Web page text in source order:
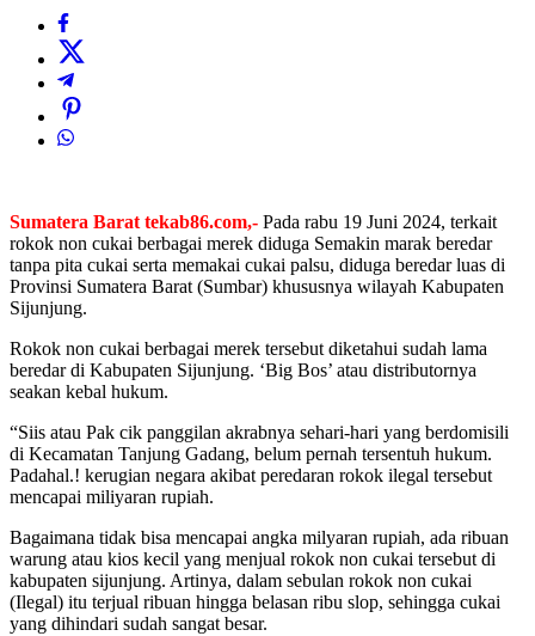
Sumatera Barat tekab86.com,- Pada rabu 19 Juni 2024, terkait
rokok non cukai berbagai merek diduga Semakin marak beredar
tanpa pita cukai serta memakai cukai palsu, diduga beredar luas di
Provinsi Sumatera Barat (Sumbar) khususnya wilayah Kabupaten
Sijunjung.
Rokok non cukai berbagai merek tersebut diketahui sudah lama
beredar di Kabupaten Sijunjung. ‘Big Bos’ atau distributornya
seakan kebal hukum.
“Siis atau Pak cik panggilan akrabnya sehari-hari yang berdomisili
di Kecamatan Tanjung Gadang, belum pernah tersentuh hukum.
Padahal.! kerugian negara akibat peredaran rokok ilegal tersebut
mencapai miliyaran rupiah.
Bagaimana tidak bisa mencapai angka milyaran rupiah, ada ribuan
warung atau kios kecil yang menjual rokok non cukai tersebut di
kabupaten sijunjung. Artinya, dalam sebulan rokok non cukai
(Ilegal) itu terjual ribuan hingga belasan ribu slop, sehingga cukai
yang dihindari sudah sangat besar.